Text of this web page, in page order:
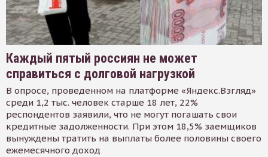
Каждый пятый россиян не может
справиться с долговой нагрузкой
В опросе, проведенном на платформе «Яндекс.Взгляд»
среди 1,2 тыс. человек старше 18 лет, 22%
респондентов заявили, что не могут погашать свои
кредитные задолженности. При этом 18,5% заемщиков
вынуждены тратить на выплаты более половины своего
ежемесячного доход